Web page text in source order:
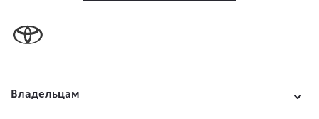
Владельцам